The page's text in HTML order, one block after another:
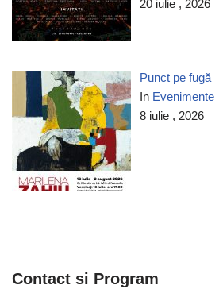
20 iulie , 2026
Punct pe fugă
In Evenimente
8 iulie , 2026
Contact si Program